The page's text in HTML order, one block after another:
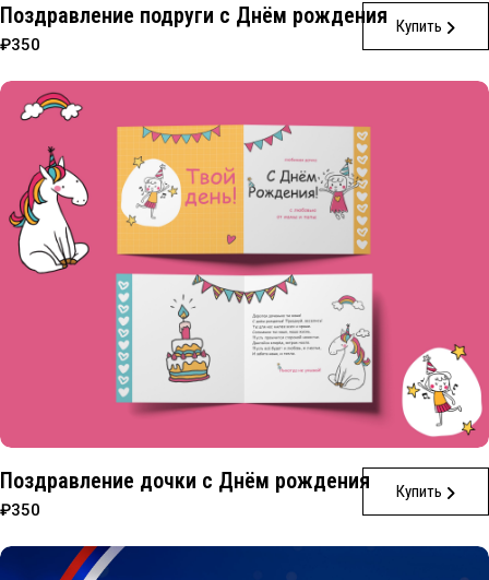
Поздравление подруги с Днём рождения
₽350
Купить
Поздравление дочки с Днём рождения
₽350
Купить